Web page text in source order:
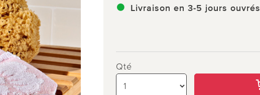
Livraison en 3-5 jours ouvrés
Qté